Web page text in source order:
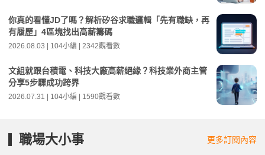
你真的看懂JD了嗎？解析矽谷求職邏輯「先有職缺，再
有履歷」4區塊找出高薪籌碼
2026.08.03 | 104小編 | 2342觀看數
文組就跟台積電、科技大廠高薪絕緣？科技業外商主管
分享5步驟成功跨界
2026.07.31 | 104小編 | 1590觀看數
職場大小事 更多訂閱內容